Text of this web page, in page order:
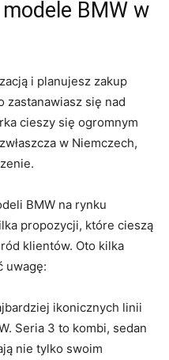
BMW w
i planujesz ⁣zakup
zastanawiasz się ⁤nad
cieszy się ogromnym
w⁣ Niemczech,
BMW na rynku
propozycji, które cieszą
klientów. Oto⁤ kilka
uwagę:
ikonicznych linii
Seria 3 to ‌kombi, ⁤sedan
nie ⁢tylko⁣ swoim⁤